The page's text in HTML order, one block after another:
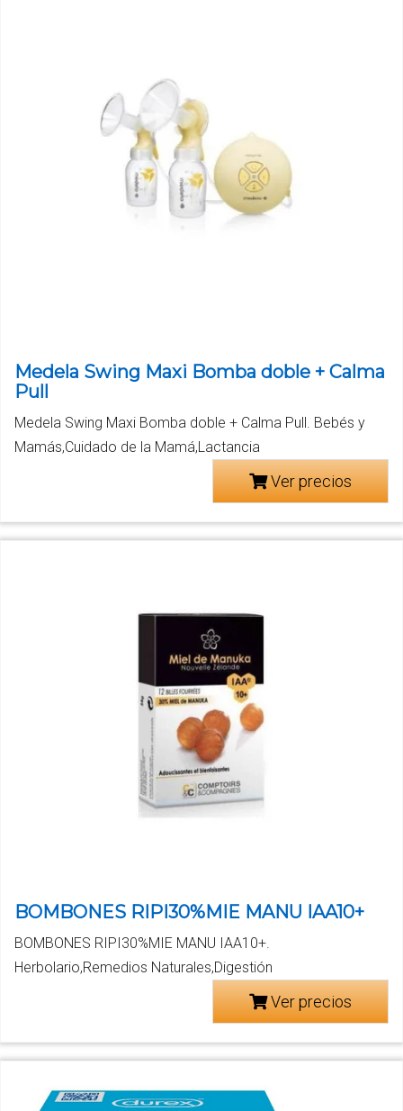
Medela Swing Maxi Bomba doble + Calma
Pull
Medela Swing Maxi Bomba doble + Calma Pull. Bebés y
Mamás,Cuidado de la Mamá,Lactancia
Ver precios
BOMBONES RIPI30%MIE MANU IAA10+
BOMBONES RIPI30%MIE MANU IAA10+.
Herbolario,Remedios Naturales,Digestión
Ver precios